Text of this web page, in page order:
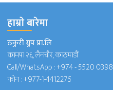
हाम्राे बारेमा
ठकुरी ग्रुप प्रा.लि
कामपा २६, लैनचौर, काठमाडौं
Call/WhatsApp :+974 - 5520 0398
फोन :+977-1-4412275